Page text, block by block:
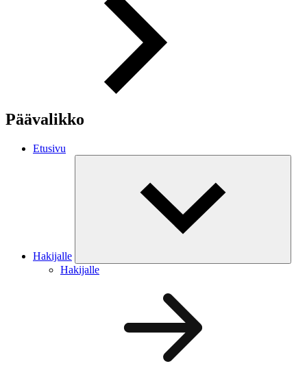
Päävalikko
Etusivu
Hakijalle
Hakijalle